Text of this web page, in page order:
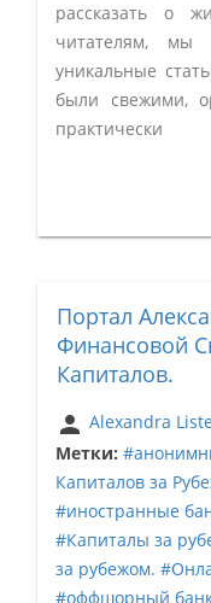
рассказать о
читателям, мы
уникальные
были свежими,
практически
Портал
Финансовой
Капиталов.
person Alexandra
Метки:
Капиталов за
#иностранные
#Капиталы за
за рубежом.
#оффшорный